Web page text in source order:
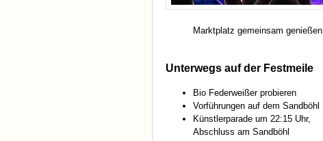
Marktplatz gemeinsam genießen
Unterwegs auf der Festmeile
Bio Federweißer probieren
Vorführungen auf dem Sandböhl
Künstlerparade um 22:15 Uhr,
Abschluss am Sandböhl